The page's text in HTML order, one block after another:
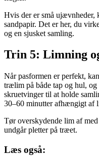
Hvis der er små ujævnheder,
sandpapir. Det er her, du
og en sjusket samling.
Trin 5: Limning
Når pasformen er perfekt,
trælim på både tap og hul, og
skruetvinger til at holde
30–60 minutter afhængigt af
Tør overskydende lim af
undgår pletter på træet.
Læs også: